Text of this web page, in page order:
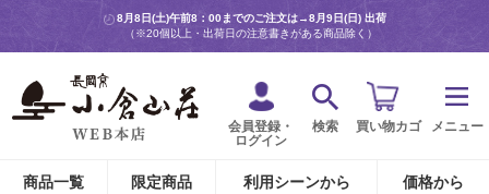
8月8日(土)午前8：00までのご注文は→8月9日(日) 出荷
（※20個以上・出荷日の注意書きがある商品除く）
会員登録・
ログイン
検索 買い物カゴ メニュー
商品一覧 限定商品 利用シーンから 価格から